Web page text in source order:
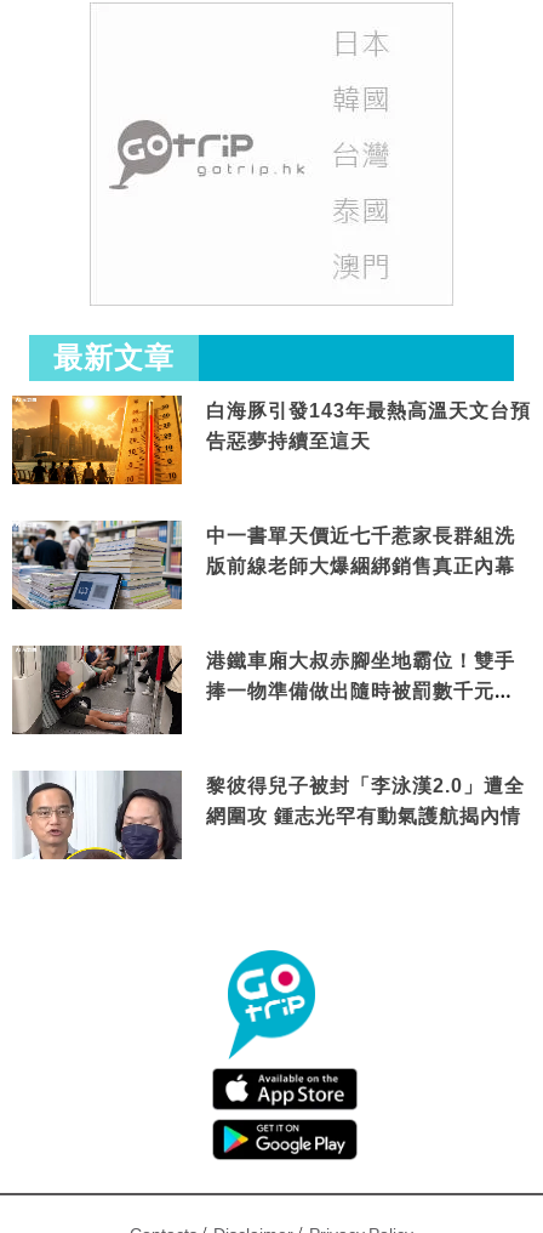
最新文章
白海豚引發143年最熱高溫天文台預
告惡夢持續至這天
中一書單天價近七千惹家長群組洗
版前線老師大爆綑綁銷售真正內幕
港鐵車廂大叔赤腳坐地霸位！雙手
捧一物準備做出隨時被罰數千元舉
黎彼得兒子被封「李泳漢2.0」遭全
網圍攻 鍾志光罕有動氣護航揭內情